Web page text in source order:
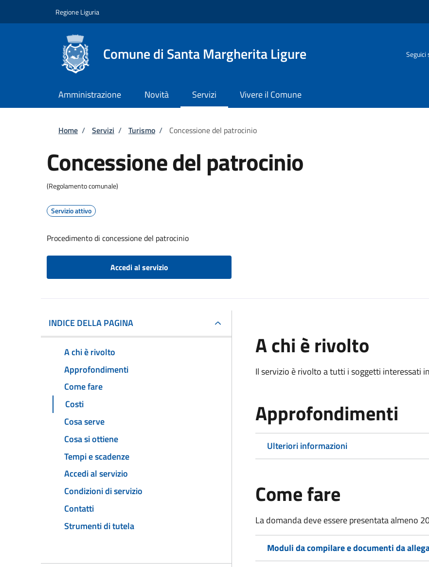
Regione Liguria
Comune di Santa Margherita Ligure Seguici
Amministrazione Novità Servizi Vivere il Comune
Briciole di pane
Home / Servizi / Turismo / Concessione del patrocinio
Concessione del patrocinio
(Regolamento comunale)
Servizio attivo
Procedimento di concessione del patrocinio
Accedi al servizio
INDICE DELLA PAGINA
A chi è rivolto
Approfondimenti
Come fare
Costi
Cosa serve
Cosa si ottiene
Tempi e scadenze
Accedi al servizio
Condizioni di servizio
Contatti
Strumenti di tutela
A chi è rivolto
Il servizio è rivolto a tutti i soggetti interessati
Approfondimenti
Ulteriori informazioni
Come fare
La domanda deve essere presentataalmeno
Moduli da compilare e documenti da